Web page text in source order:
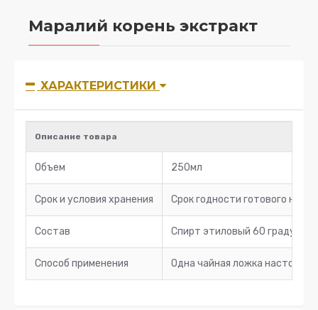
Маралий корень экстракт
ХАРАКТЕРИСТИКИ
Описание товара
Объем 250мл
Срок и условия хранения Срок годности готового
Состав Спирт этиловый 60 градусов,
Способ применения Одна чайная ложка настоя 2